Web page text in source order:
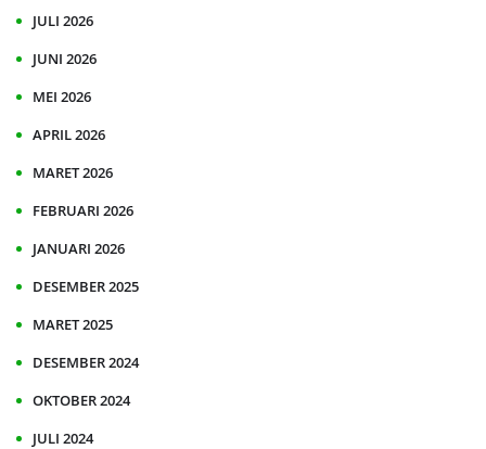
JULI 2026
JUNI 2026
MEI 2026
APRIL 2026
MARET 2026
FEBRUARI 2026
JANUARI 2026
DESEMBER 2025
MARET 2025
DESEMBER 2024
OKTOBER 2024
JULI 2024